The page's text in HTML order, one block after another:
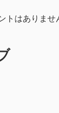
トはありませ